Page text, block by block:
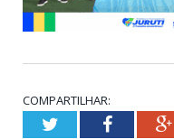
COMPARTILHAR:
TwitterFacebook